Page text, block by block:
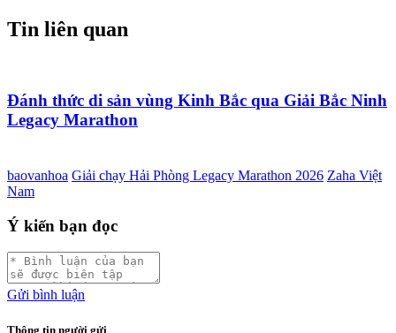
Tin liên quan
Đánh thức di sản vùng Kinh Bắc qua Giải Bắc Ninh
Legacy Marathon
baovanhoa Giải chạy Hải Phòng Legacy Marathon 2026 Zaha Việt
Nam
Ý kiến bạn đọc
Gửi bình luận
Thông tin người gửi